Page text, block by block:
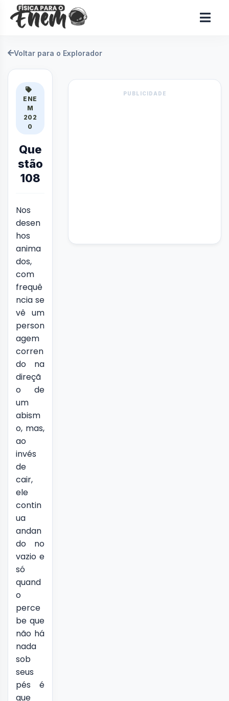
Voltar para o Explorador
ENE
M
202
0
Que
stão
108
Nos
desen
hos
anima
dos,
com
frequê
ncia se
vê um
person
agem
corren
do na
direçã
o de
um
abism
o, mas,
ao
invés
de
cair,
ele
contin
ua
andan
do no
vazio e
só
quand
o
perce
be que
não há
nada
sob
seus
pés é
que
PUBLICIDADE